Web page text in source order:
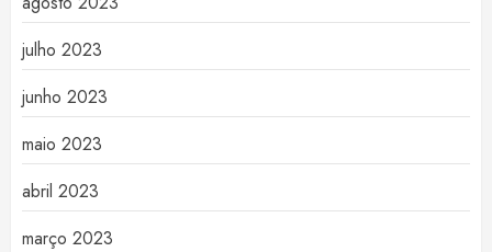
julho 2023
junho 2023
maio 2023
abril 2023
março 2023